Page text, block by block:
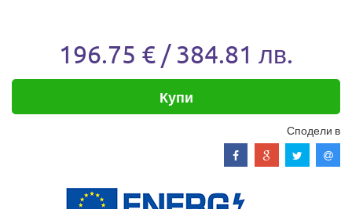
196.75 € / 384.81 лв.
Купи
Сподели в